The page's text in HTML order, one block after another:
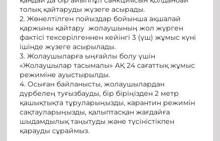
толық қайтаруды жүзеге асырады.
2. Жөнелтілген пойыздар бойынша ақшалай
қаржыны қайтару жолаушының жол жүрген
фактісі тексерілгеннен кейінгі 3 (үш) жұмыс күні
ішінде жүзеге асырылады.
3. Жолаушыларға ыңғайлы болу үшін
«Жолаушылар тасымалы» АҚ 24 сағаттық жұмыс
режиміне ауыстырылды.
4. Осыған байланысты, жолаушылардан
дүрбелең туғызбауды, бір біріңізден 2 метр
қашықтықта тұруларыңызды, карантин режимін
сақтауларыңызды, қалыптасқан жағдайға
шыдамдылық таңытуды және түсіністікпен
қарауды сұраймыз.